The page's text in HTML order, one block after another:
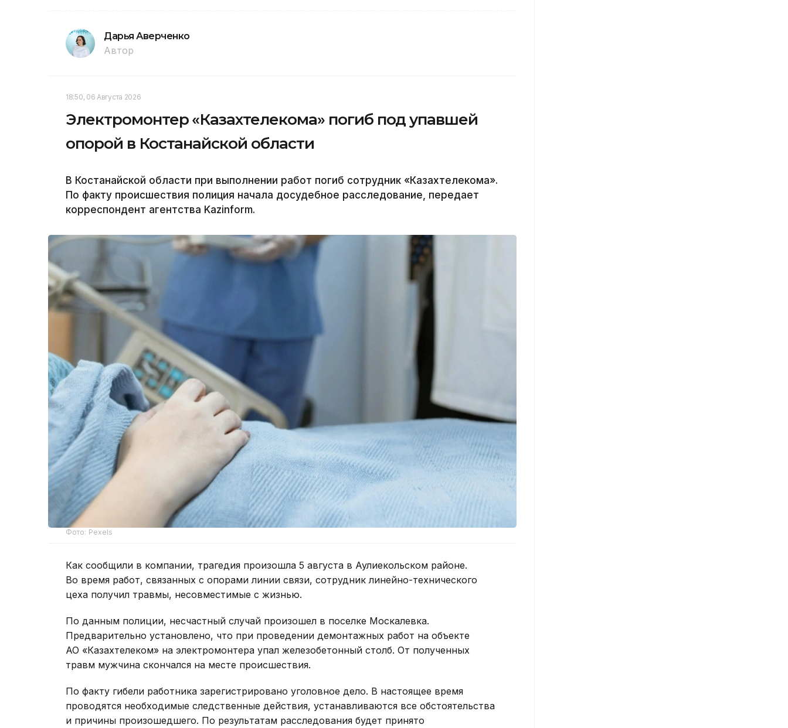
Дарья Аверченко
Автор
18:50, 06 Августа 2026
Электромонтер «Казахтелекома» погиб под упавшей
опорой в Костанайской области
В Костанайской области при выполнении работ погиб сотрудник «Казахтелекома».
По факту происшествия полиция начала досудебное расследование, передает
корреспондент агентства Kazinform.
Фото: Pexels
Как сообщили в компании, трагедия произошла 5 августа в Аулиекольском районе.
Во время работ, связанных с опорами линии связи, сотрудник линейно-технического
цеха получил травмы, несовместимые с жизнью.
По данным полиции, несчастный случай произошел в поселке Москалевка.
Предварительно установлено, что при проведении демонтажных работ на объекте
АО «Казахтелеком» на электромонтера упал железобетонный столб. От полученных
травм мужчина скончался на месте происшествия.
По факту гибели работника зарегистрировано уголовное дело. В настоящее время
проводятся необходимые следственные действия, устанавливаются все обстоятельства
и причины произошедшего. По результатам расследования будет принято